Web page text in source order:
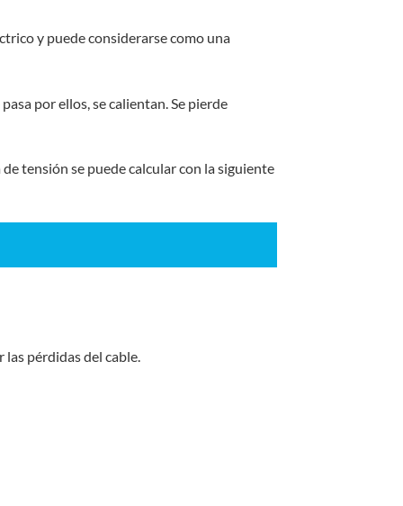
y puede considerarse como una
por ellos, se calientan. Se pierde
tensión se puede calcular con la siguiente
pérdidas del cable.